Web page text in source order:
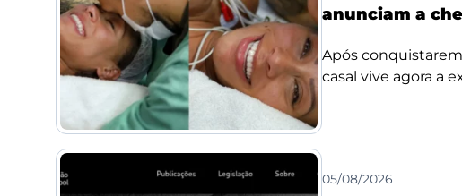
anunciam a
Após
casal vive agora a
05/08/2026